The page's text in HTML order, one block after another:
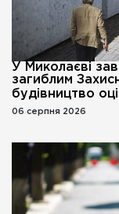
У Миколаєві
загиблим
будівництво
06 серпня 2026